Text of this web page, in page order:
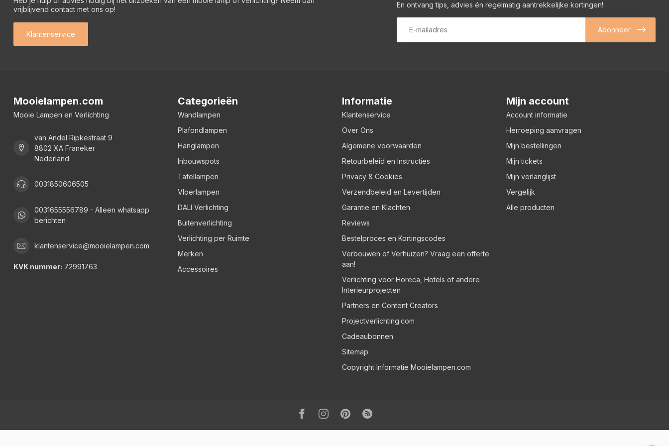
vrijblijvend contact met ons op!
Klantenservice
En ontvang tips, advies én regelmatig aantrekkelijke kortingen!
Abonneer
Mooielampen.com
Mooie Lampen en Verlichting
van Andel Ripkestraat 9
8802 XA Franeker
Nederland
0031850606505
0031655556789 - Alleen whatsapp
berichten
klantenservice@mooielampen.com
KVK nummer: 72991763
Categorieën
Wandlampen
Plafondlampen
Hanglampen
Inbouwspots
Tafellampen
Vloerlampen
DALI Verlichting
Buitenverlichting
Verlichting per Ruimte
Merken
Accessoires
Informatie
Klantenservice
Over Ons
Algemene voorwaarden
Retourbeleid en Instructies
Privacy & Cookies
Verzendbeleid en Levertijden
Garantie en Klachten
Reviews
Bestelproces en Kortingscodes
Verbouwen of Verhuizen? Vraag een offerte
aan!
Verlichting voor Horeca, Hotels of andere
Interieurprojecten
Partners en Content Creators
Projectverlichting.com
Cadeaubonnen
Sitemap
Copyright Informatie Mooielampen.com
Mijn account
Account informatie
Herroeping aanvragen
Mijn bestellingen
Mijn tickets
Mijn verlanglijst
Vergelijk
Alle producten